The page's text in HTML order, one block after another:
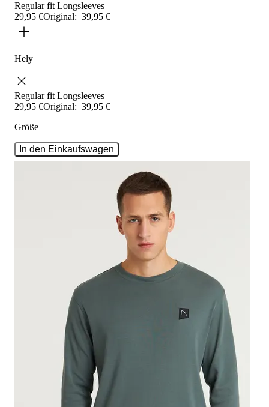
Regular fitLongsleeves
29,95 €Original: 39,95 €
Hely
Regular fitLongsleeves
29,95 €Original: 39,95 €
Größe
In den Einkaufswagen